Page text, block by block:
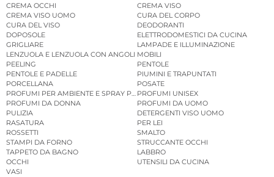
CREMA OCCHI
CREMA VISO
CREMA VISO UOMO
CURA DEL CORPO
CURA DEL VISO
DEODORANTI
DOPOSOLE
ELETTRODOMESTICI DA CUCINA
GRIGLIARE
LAMPADE E ILLUMINAZIONE
LENZUOLA E LENZUOLA CON ANGOLI MOBILI
PEELING
PENTOLE
PENTOLE E PADELLE
PIUMINI E TRAPUNTATI
PORCELLANA
POSATE
PROFUMI PER AMBIENTE E SPRAY PER AMBIENTE
PROFUMI UNISEX
PROFUMI DA DONNA
PROFUMI DA UOMO
PULIZIA
DETERGENTI VISO UOMO
RASATURA
PER LEI
ROSSETTI
SMALTO
STAMPI DA FORNO
STRUCCANTE OCCHI
TAPPETO DA BAGNO
LABBRO
OCCHI
UTENSILI DA CUCINA
VASI